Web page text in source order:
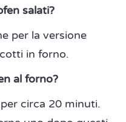
salati?
per la versione
in forno.
al forno?
circa 20 minuti.